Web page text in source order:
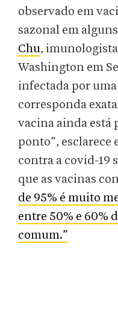
observado em
sazonal em
Chu,
Washington em
infectada por uma
corresponda
vacina ainda está
ponto”, esclarece
contra a covid-19
que as vacinas
de 95% é muito
entre 50% e 60%
comum.”